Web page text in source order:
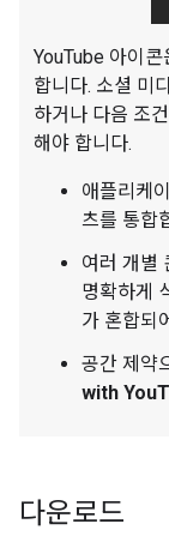
YouTube 아이
합니다. 소셜 미
하거나 다음 조
해야 합니다.
애플리케
츠를 통합
여러 개별
명확하게
가 혼합되
공간 제약
with
다운로드